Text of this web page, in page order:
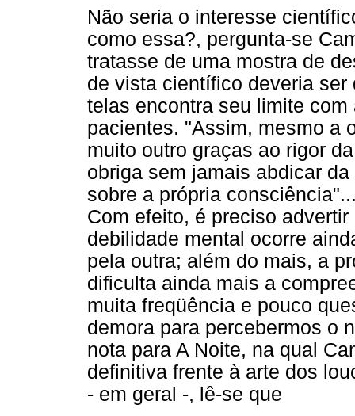
Não seria o interesse
como essa?, pergunta-se
tratasse de uma mostra de
de vista científico deveria
telas encontra seu limite
pacientes. "Assim, mesmo a
muito outro graças ao rigor
obriga sem jamais abdicar
sobre a própria
Com efeito, é preciso
debilidade mental ocorre
pela outra; além do mais, a
dificulta ainda mais a
muita freqüência e pouco
demora para percebermos o
nota para A Noite, na qual
definitiva frente à arte dos
- em geral -, lê-se que